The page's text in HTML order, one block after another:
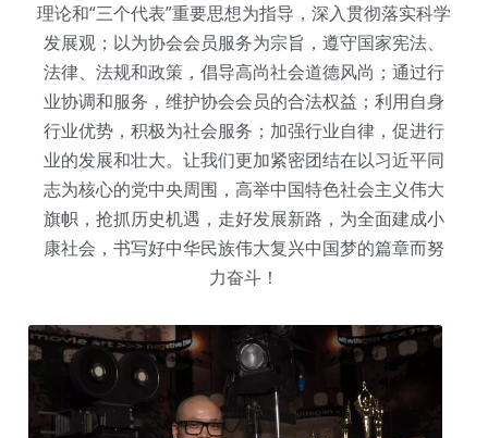
理论和“三个代表”重要思想为指导，深入贯彻落实科学
发展观；以为协会会员服务为宗旨，遵守国家宪法、
法律、法规和政策，倡导高尚社会道德风尚；通过行
业协调和服务，维护协会会员的合法权益；利用自身
行业优势，积极为社会服务；加强行业自律，促进行
业的发展和壮大。让我们更加紧密团结在以习近平同
志为核心的党中央周围，高举中国特色社会主义伟大
旗帜，抢抓历史机遇，走好发展新路，为全面建成小
康社会，书写好中华民族伟大复兴中国梦的篇章而努
力奋斗！